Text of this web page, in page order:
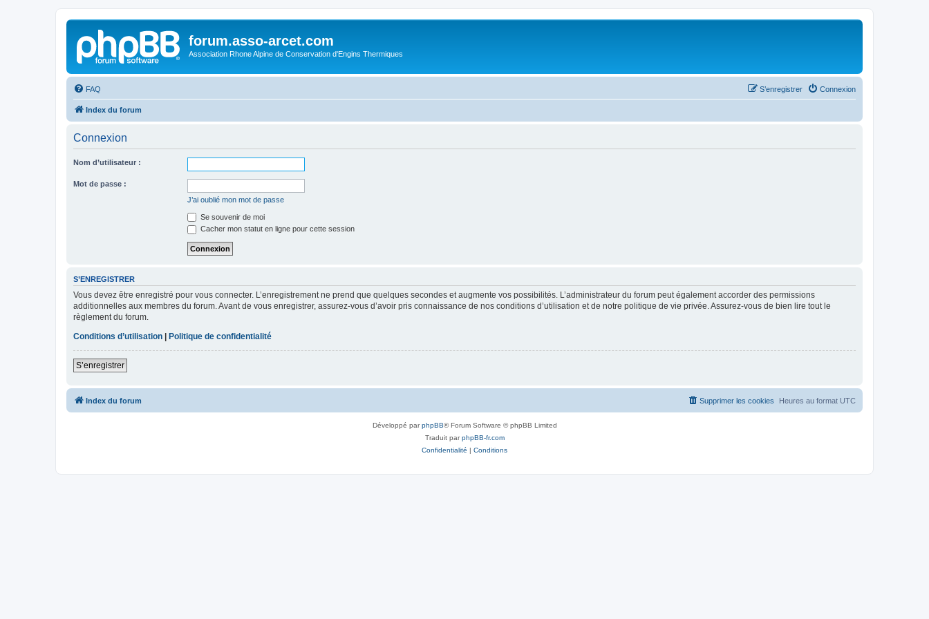
forum.asso-arcet.com
Association Rhone Alpine de Conservation d'Engins Thermiques
FAQ Connexion
S’enregistrer
Index du forum
Connexion
Nom d’utilisateur :
Mot de passe :
J’ai oublié mon mot de passe
Se souvenir de moi
Cacher mon statut en ligne pour cette session
S’ENREGISTRER
Vous devez être enregistré pour vous connecter. L’enregistrement ne prend que quelques secondes et augmente vos possibilités. L’administrateur du forum peut également accorder des permissions
additionnelles aux membres du forum. Avant de vous enregistrer, assurez-vous d’avoir pris connaissance de nos conditions d’utilisation et de notre politique de vie privée. Assurez-vous de bien lire tout le
règlement du forum.
Conditions d’utilisation
Politique de confidentialité
S’enregistrer
Index du forum Heures au format UTC
Supprimer les cookies
Développé parphpBB® Forum Software © phpBB Limited
Traduit parphpBB-fr.com
Confidentialité | Conditions